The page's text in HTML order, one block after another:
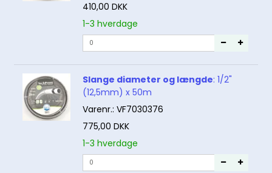
410,00 DKK
1-3 hverdage
Slange diameter og længde: 1/2"
(12,5mm) x 50m
Varenr.: VF7030376
775,00 DKK
1-3 hverdage